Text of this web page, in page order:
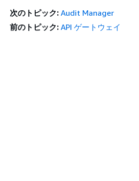
次のトピック: Audit Manager
前のトピック: API ゲートウェイ